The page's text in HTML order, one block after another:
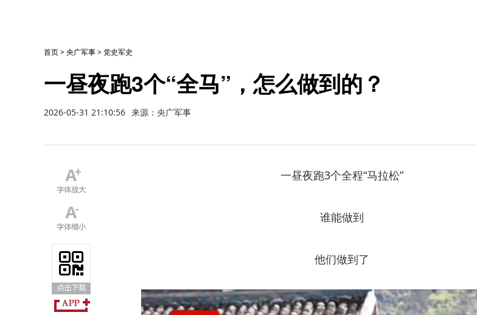
首页>央广军事>党史军史
一昼夜跑3个“全马”，怎么做到的？
2026-05-31 21:10:56 来源：央广军事
一昼夜跑3个全程“马拉松”
谁能做到
他们做到了